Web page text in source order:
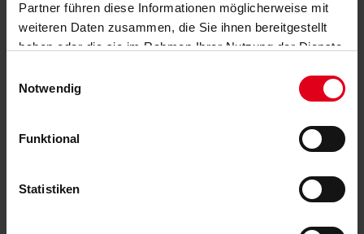
Partner führen diese Informationen möglicherweise mit
weiteren Daten zusammen, die Sie ihnen bereitgestellt
haben oder die sie im Rahmen Ihrer Nutzung der Dienste
Notwendig
Funktional
Statistiken